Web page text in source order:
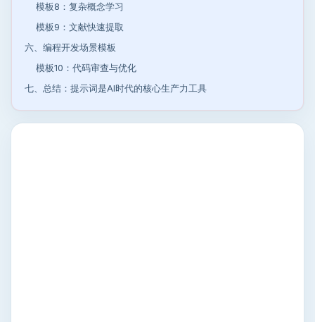
模板8：复杂概念学习
模板9：文献快速提取
六、编程开发场景模板
模板10：代码审查与优化
七、总结：提示词是AI时代的核心生产力工具